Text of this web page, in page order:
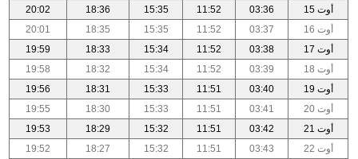
أوت 15
03:36
11:52
15:35
18:36
20:02
أوت 16
03:37
11:52
15:35
18:35
20:01
أوت 17
03:38
11:52
15:34
18:33
19:59
أوت 18
03:39
11:52
15:34
18:32
19:58
أوت 19
03:40
11:51
15:33
18:31
19:56
أوت 20
03:41
11:51
15:33
18:30
19:55
أوت 21
03:42
11:51
15:32
18:29
19:53
أوت 22
03:43
11:51
15:32
18:27
19:52